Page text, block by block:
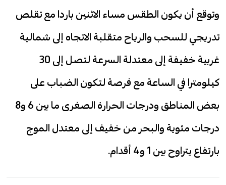
وتوقع أن يكون الطقس مساء الاثنين باردا مع تقلص
تدريجي للسحب والرياح متقلبة الاتجاه إلى شمالية
غربية خفيفة إلى معتدلة السرعة لتصل إلى 30
كيلومترا في الساعة مع فرصة لتكون الضباب على
بعض المناطق ودرجات الحرارة الصغرى ما بين 6 و8
درجات مئوية والبحر من خفيف إلى معتدل الموج
بارتفاع يتراوح بين 1 و4 أقدام.